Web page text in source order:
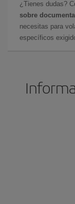
¿Tienes dudas?
sobre
necesitas para
específicos